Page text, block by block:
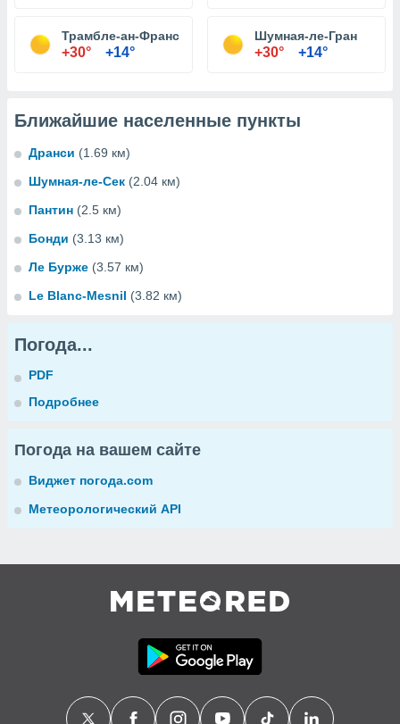
Трамбле-ан-Франс
+30° +14°
Шумная-ле-Гран
+30° +14°
Ближайшие населенные пункты
Дранси (1.69 км)
Шумная-ле-Сек (2.04 км)
Пантин (2.5 км)
Бонди (3.13 км)
Ле Бурже (3.57 км)
Le Blanc-Mesnil (3.82 км)
Погода...
PDF
Подробнее
Погода на вашем сайте
Виджет погода.com
Метеорологический API